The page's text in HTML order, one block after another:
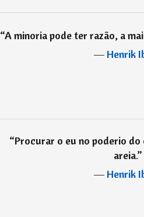
“A minoria pode ter razão, a
―Henrik
“Procurar o eu no poderio
areia.”
―Henrik